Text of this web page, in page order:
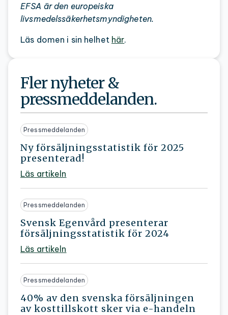
EFSA är den europeiska
livsmedelssäkerhetsmyndigheten.
Läs domen i sin helhet här.
Fler nyheter &
pressmeddelanden.
Ny försäljningsstatistik för 2025
presenterad!
Pressmeddelanden
Läs artikeln
Svensk Egenvård presenterar
försäljningsstatistik för 2024
Pressmeddelanden
Läs artikeln
40% av den svenska försäljningen
av kosttillskott sker via e-handeln
Pressmeddelanden